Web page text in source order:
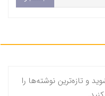
و تازه‌ترین نوشته‌ها را